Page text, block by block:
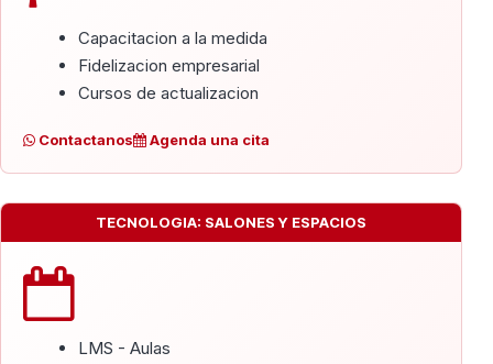
Capacitacion a la medida
Fidelizacion empresarial
Cursos de actualizacion
Contactanos Agenda una cita
TECNOLOGIA: SALONES Y ESPACIOS
LMS - Aulas